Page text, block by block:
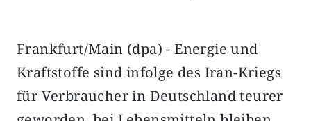
Frankfurt/Main (dpa) - Energie und
Kraftstoffe sind infolge des Iran-Kriegs
für Verbraucher in Deutschland teurer